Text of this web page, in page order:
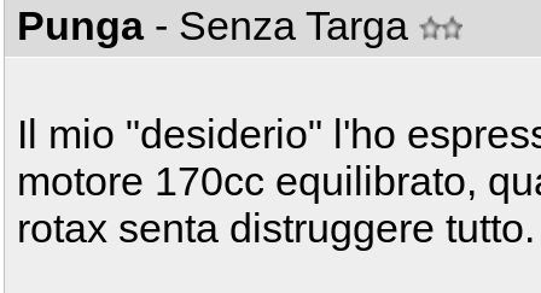
Punga - Senza Targa
Il mio "desiderio" l'ho
motore 170cc equilibrato,
rotax senta distruggere tutto.